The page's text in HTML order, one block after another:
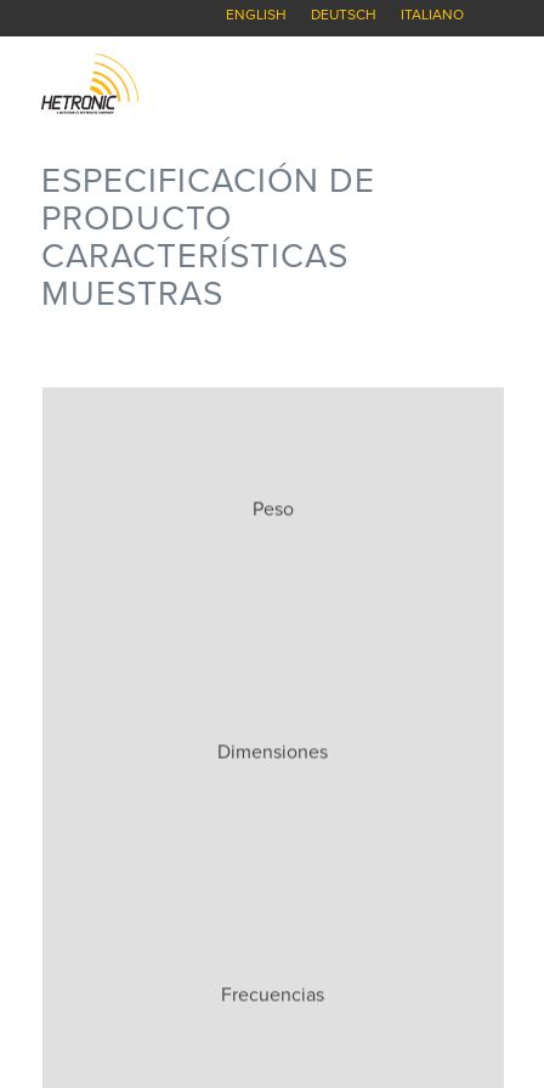
ENGLISH DEUTSCH ITALIANO
ESPECIFICACIÓN DE
PRODUCTO
CARACTERÍSTICAS
MUESTRAS
Peso
200gr (0.4 lbs) – Pilas incluidas
Dimensiones
mm (1,1″)
Frecuencias
869 MHz / 916 MHz